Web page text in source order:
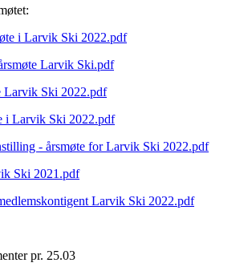
i Larvik Ski 2022.pdf
Larvik Ski.pdf
Larvik Ski 2022.pdf
i Larvik Ski 2022.pdf
- årsmøte for Larvik Ski 2022.pdf
Ski 2021.pdf
Larvik Ski 2022.pdf
pr. 25.03